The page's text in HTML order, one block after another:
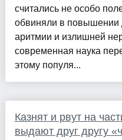
считались не особо
обвиняли в повышении
аритмии и излишней
современная наука
этому популя...
Казнят и рвут на
выдают друг другу